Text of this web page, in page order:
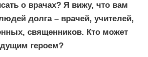
о врачах? Я вижу, что вам
долга – врачей, учителей,
священников. Кто может
героем?